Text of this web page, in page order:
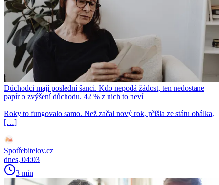
Důchodci mají poslední šanci. Kdo nepodá žádost, ten nedostane
papír o zvýšení důchodu. 42 % z nich to neví
Roky to fungovalo samo. Než začal nový rok, přišla ze státu obálka,
[…]
Spotřebitelov.cz
dnes, 04:03
3 min